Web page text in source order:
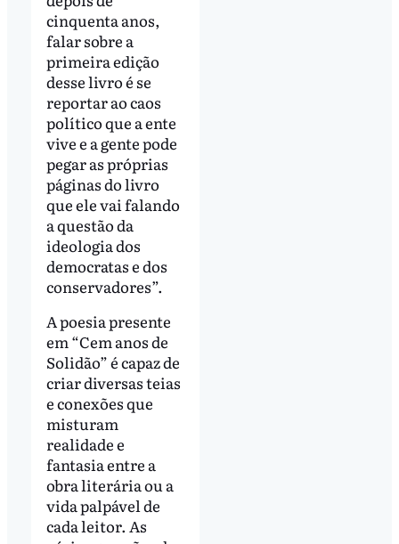
cinquenta anos,
falar sobre a
primeira edição
desse livro é se
reportar ao caos
político que a ente
vive e a gente pode
pegar as próprias
páginas do livro
que ele vai falando
a questão da
ideologia dos
democratas e dos
conservadores”.
A poesia presente
em “Cem anos de
Solidão” é capaz de
criar diversas teias
e conexões que
misturam
realidade e
fantasia entre a
obra literária ou a
vida palpável de
cada leitor. As